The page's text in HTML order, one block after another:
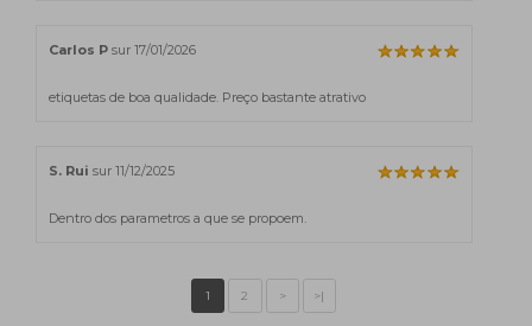
Carlos P sur 17/01/2026
etiquetas de boa qualidade. Preço bastante atrativo
S. Rui sur 11/12/2025
Dentro dos parametros a que se propoem.